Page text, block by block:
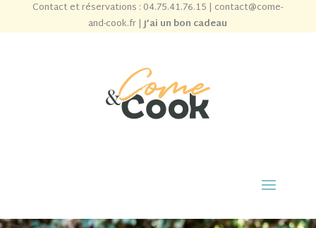
Contact et réservations : 04.75.41.76.15 | contact@come-
and-cook.fr|J’ai un bon cadeau